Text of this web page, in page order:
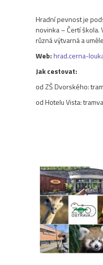
Hradní pevnost je
novinka – Čertí škola.
různá výtvarná a
Web:hrad.cerna-
Jak cestovat:
od ZŠ Dvorského:
od Hotelu Vista: